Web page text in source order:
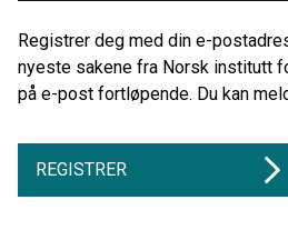
Registrer deg med din e-
nyeste sakene fra Norsk institutt
på e-post fortløpende. Du kan
REGISTRER